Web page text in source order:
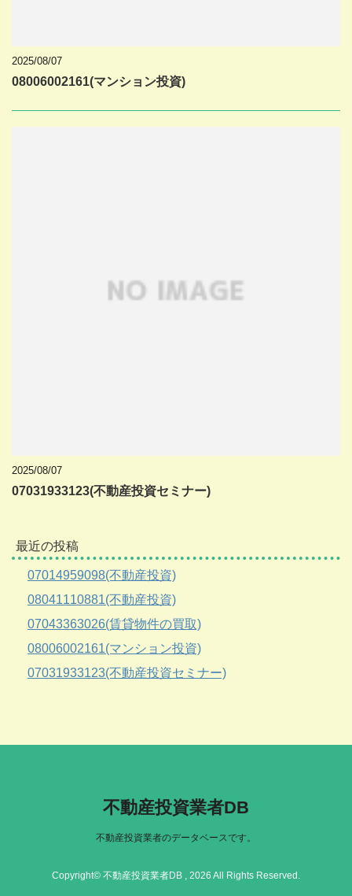
2025/08/07
08006002161(マンション投資)
2025/08/07
07031933123(不動産投資セミナー)
最近の投稿
07014959098(不動産投資)
08041110881(不動産投資)
07043363026(賃貸物件の買取)
08006002161(マンション投資)
07031933123(不動産投資セミナー)
不動産投資業者DB
不動産投資業者のデータベースです。
Copyright© 不動産投資業者DB , 2026 All Rights Reserved.